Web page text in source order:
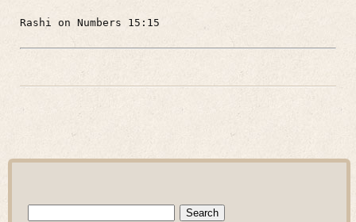
Rashi on Numbers 15:15
Search